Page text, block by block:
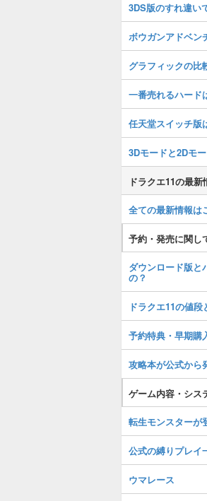
3DS版のすれ違い
ボウガンアドベン
グラフィックの比
一番売れるハード
任天堂スイッチ版
3Dモードと2Dモ
ドラクエ11の最新
全ての最新情報は
予約・発売に関し
ダウンロード版と
の？
ドラクエ11の値
予約特典・早期購
攻略本が公式から
ゲーム内容・シス
転生モンスターが
公式の縛りプレイ
ウマレース